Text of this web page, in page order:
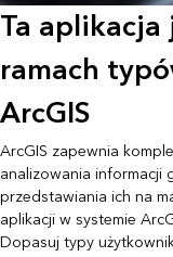
Ta
ramach
ArcGIS
ArcGIS zapewnia
analizowania informacji
przedstawiania ich na
aplikacji w systemie
Dopasuj typy